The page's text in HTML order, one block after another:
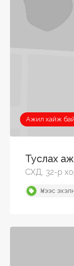
Ажил хайж
Туслах
СХД, 32-р
Үнээс